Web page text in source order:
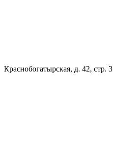
Краснобогатырская, д. 42, стр. 3